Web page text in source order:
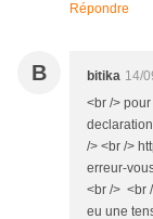
Répondre
B bitika 14/
<br />
/> <br />
erreur-
<br /> <br
eu une